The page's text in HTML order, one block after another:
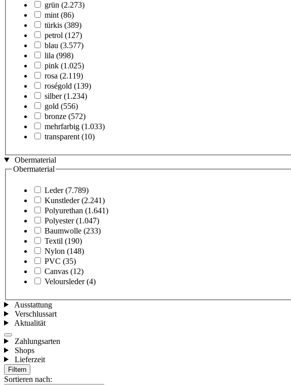
grün (2.273)
mint (86)
türkis (389)
petrol (127)
blau (3.577)
lila (998)
pink (1.025)
rosa (2.119)
roségold (139)
silber (1.234)
gold (556)
bronze (572)
mehrfarbig (1.033)
transparent (10)
Obermaterial
Obermaterial
Leder (7.789)
Kunstleder (2.241)
Polyurethan (1.641)
Polyester (1.047)
Baumwolle (233)
Textil (190)
Nylon (148)
PVC (35)
Canvas (12)
Veloursleder (4)
Ausstattung
Verschlussart
Aktualität
Zahlungsarten
Shops
Lieferzeit
Filtern
Sortieren nach: